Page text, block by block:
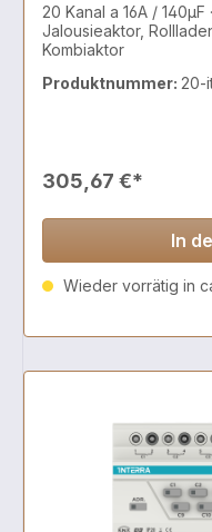
20 Kanal a 16A / 140µF
Jalousieaktor,
Kombiaktor
Produktnummer: 20-
305,67 €*
In
Wieder vorrätig in